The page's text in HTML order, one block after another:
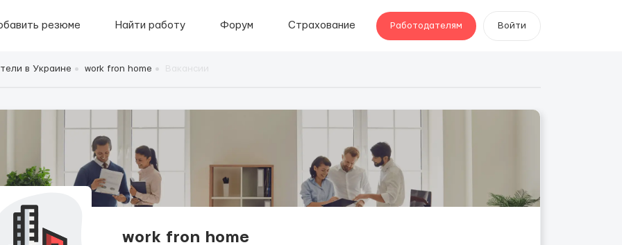
резюме Найти работу Форум Страхование Работодателям Войти
в Украине work fron home
work fron home